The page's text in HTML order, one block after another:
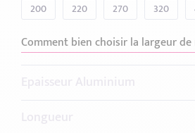
200 220 270 320
Comment bien choisir la largeur